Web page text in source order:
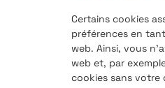
Certains cookies
préférences en
web. Ainsi, vous
web et, par
cookies sans votre